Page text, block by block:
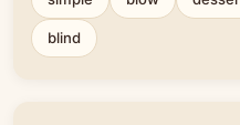
blind